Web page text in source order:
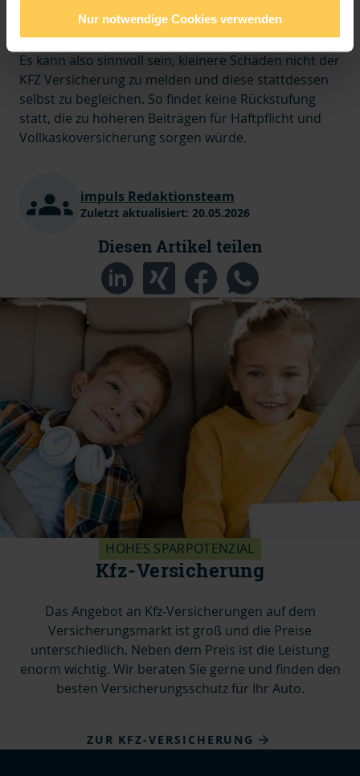
Nur notwendige Cookies verwenden
eins gesenkt werden.
Es kann also sinnvoll sein, kleinere Schäden nicht der
KFZ Versicherung zu melden und diese stattdessen
selbst zu begleichen. So findet keine Rückstufung
statt, die zu höheren Beiträgen für Haftpflicht und
Vollkaskoversicherung sorgen würde.
impuls Redaktionsteam
Zuletzt aktualisiert: 20.05.2026
Diesen Artikel teilen
HOHES SPARPOTENZIAL
Kfz-Versicherung
Das Angebot an Kfz-Versicherungen auf dem
Versicherungsmarkt ist groß und die Preise
unterschiedlich. Neben dem Preis ist die Leistung
enorm wichtig. Wir beraten Sie gerne und finden den
besten Versicherungsschutz für Ihr Auto.
ZUR KFZ-VERSICHERUNG